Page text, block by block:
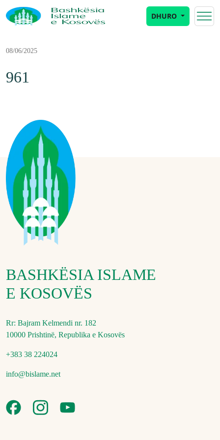
DHURO
08/06/2025
961
BASHKËSIA ISLAME
E KOSOVËS
Rr: Bajram Kelmendi nr. 182
10000 Prishtinë, Republika e Kosovës
+383 38 224024
info@bislame.net